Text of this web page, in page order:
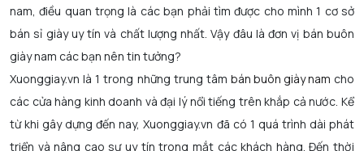
nam, điều quan trọng là các bạn phải tìm được cho mình 1 cơ sở
bán sỉ giày uy tín và chất lượng nhất. Vậy đâu là đơn vị bán buôn
giày nam các bạn nên tin tưởng?
Xuonggiay.vn là 1 trong những trung tâm bán buôn giày nam cho
các cửa hàng kinh doanh và đại lý nổi tiếng trên khắp cả nước. Kể
từ khi gây dựng đến nay, Xuonggiay.vn đã có 1 quá trình dài phát
triển và nâng cao sự uy tín trong mắt các khách hàng. Đến thời